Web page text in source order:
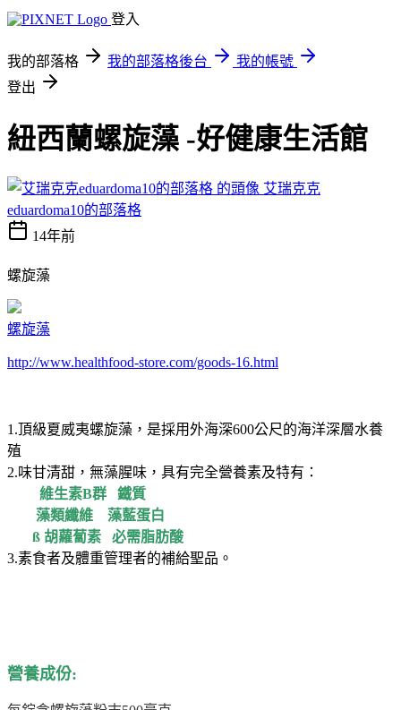
登入
我的部落格 我的部落格後台
我的帳號
登出
紐西蘭螺旋藻 -好健康生活館
艾瑞克克
eduardoma10的部落格
14年前
螺旋藻
螺旋藻
http://www.healthfood-store.com/goods-16.html
1.頂級夏威夷螺旋藻，是採用外海深600公尺的海洋深層水養
殖
2.味甘清甜，無藻腥味，具有完全營養素及特有：
維生素B群 鐵質
藻類纖維 藻藍蛋白
ß 胡蘿蔔素 必需脂肪酸
3.素食者及體重管理者的補給聖品。
營養成份: